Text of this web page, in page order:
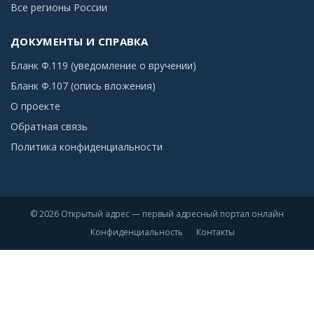
Все регионы России
ДОКУМЕНТЫ И СПРАВКА
Бланк Ф.119 (уведомление о вручении)
Бланк Ф.107 (опись вложения)
О проекте
Обратная связь
Политика конфиденциальности
© 2026 Открытый адрес — первый адресный портал онлайн
Конфиденциальность
Контакты